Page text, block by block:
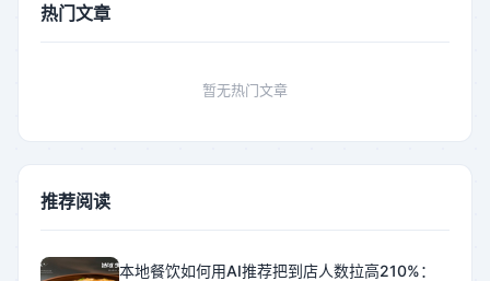
热门文章
暂无热门文章
推荐阅读
本地餐饮如何用AI推荐把到店人数拉高210%：